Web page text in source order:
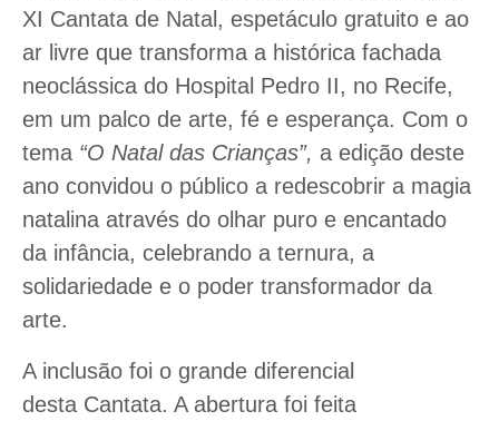
XI Cantata de Natal, espetáculo gratuito e ao
ar livre que transforma a histórica fachada
neoclássica do Hospital Pedro II, no Recife,
em um palco de arte, fé e esperança. Com o
tema “O Natal das Crianças”, a edição deste
ano convidou o público a redescobrir a magia
natalina através do olhar puro e encantado
da infância, celebrando a ternura, a
solidariedade e o poder transformador da
arte.
A inclusão foi o grande diferencial
desta Cantata. A abertura foi feita